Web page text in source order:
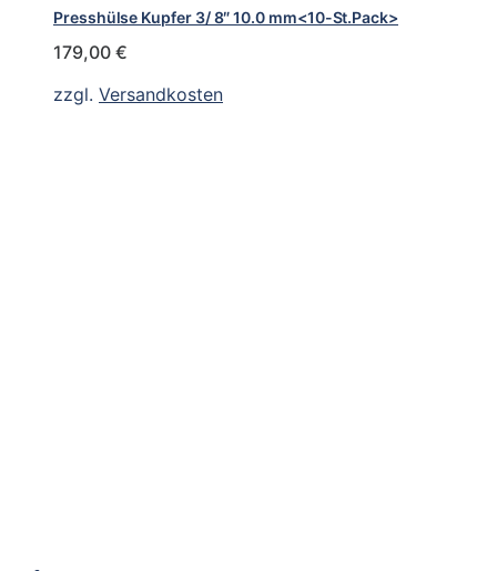
Presshülse Kupfer 3/ 8″ 10.0 mm<10-St.Pack>
179,00 €
zzgl. Versandkosten